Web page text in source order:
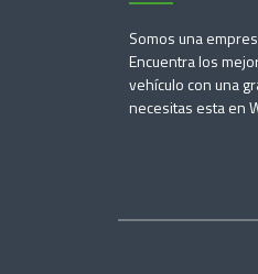
Somos una
Encuentra los
vehículo con una
necesitas esta en